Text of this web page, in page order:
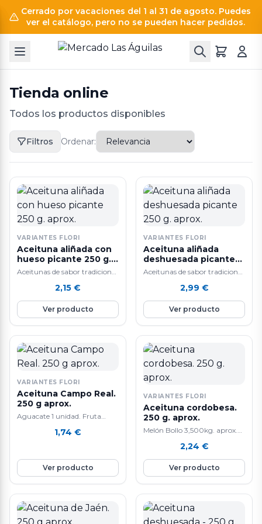
Cerrado por vacaciones del 1 al 31 de agosto. Puedes
ver el catálogo, pero no se pueden hacer pedidos.
Tienda online
Todos los productos disponibles
Filtros Ordenar:
VARIANTES FLORI
Aceituna aliñada con
hueso picante 250 g.
aprox.
Aceitunas de sabor tradicional
2,15 €
Ver producto
VARIANTES FLORI
Aceituna aliñada
deshuesada picante
250 g. aprox.
Aceitunas de sabor tradicional
2,99 €
Ver producto
VARIANTES FLORI
Aceituna Campo Real.
250 g aprox.
Aguacate 1 unidad. Fruta
aguacate lo convierte en un
tiene cada día mas seguidores.
Las propiedades son múltiples:
lo mas curioso
aguacate es que siendo una
fruta fresca su principal
componente no son los
1,74 €
Ver producto
VARIANTES FLORI
Aceituna cordobesa.
250 g. aprox.
Melón Bollo 3,500kg. aprox.
gracias a que contiene mucho
colágeno. También ayuda a la
perdida de peso y a cicatrizar
heridas. Ademas, mejora la
salud del corazón y del
sistema digestivo por su alto
2,24 €
Ver producto